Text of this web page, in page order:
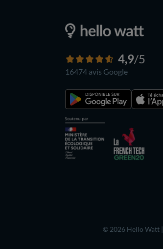
4,9/5
16474 avis Google
© 2026 Hello Watt |